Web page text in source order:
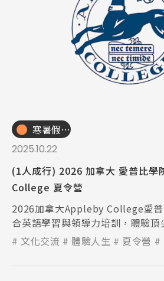
寒暑假遊學團
2025.10.22
(1人成行) 2026 加拿大 愛普比
College 夏令營
2026加拿大Appleby College愛
合英語學習與領導力培訓，體驗頂
元課程與戶外活動並重，培養國際
文化交流 體驗人生 夏令營